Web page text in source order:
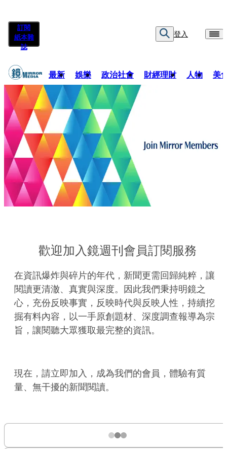
訂閱
紙本雜
誌
登入
最新 娛樂 政治社會 財經理財 人物 美
歡迎加入鏡週刊會員訂閱服務
在資訊爆炸與碎片的年代，新聞更需回歸純粹，讓
閱讀更清澈、真實與深度。因此我們秉持明鏡之
心，充份反映事實，反映時代與反映人性，持續挖
掘有料內容，以一手原創題材、深度調查報導為宗
旨，讓閱聽大眾獲取最完整的資訊。
現在，請立即加入，成為我們的會員，體驗有質
量、無干擾的新聞閱讀。